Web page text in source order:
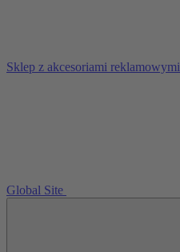
Sklep z akcesoriami reklamowymi
Global Site